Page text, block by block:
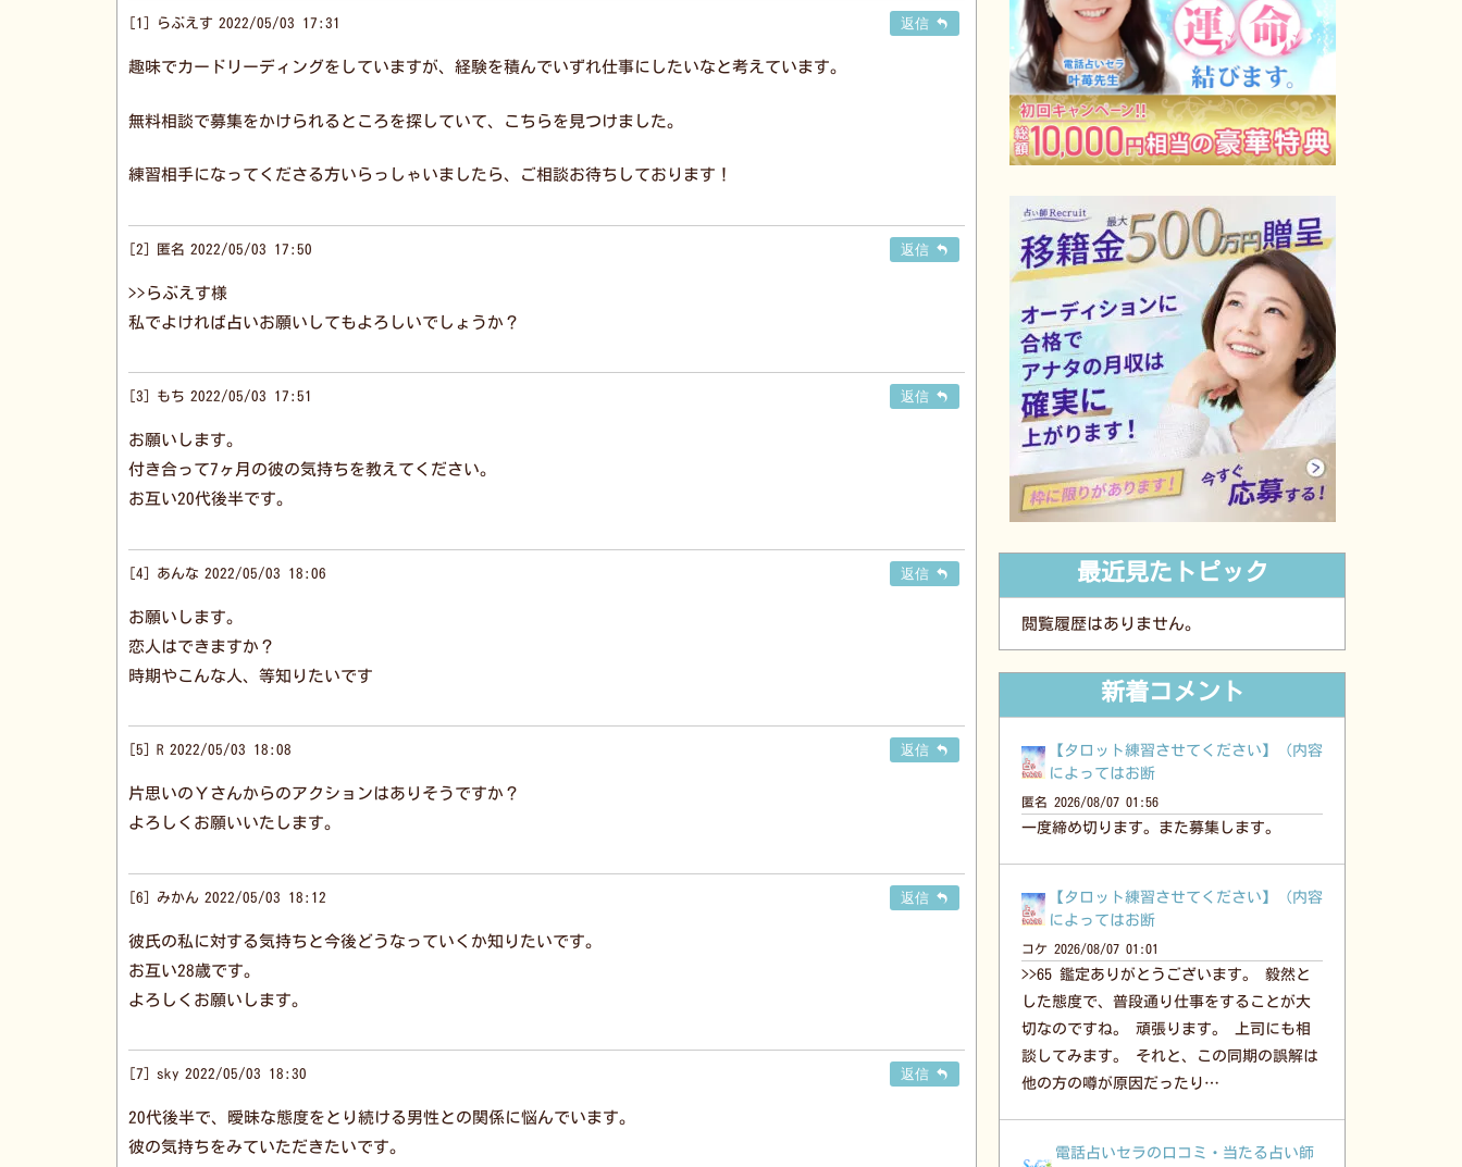
1 らぶえす 2022/05/03 17:31 返信
趣味でカードリーディングをしていますが、経験を積んでいずれ仕事にしたいなと考えています。
無料相談で募集をかけられるところを探していて、こちらを見つけました。
練習相手になってくださる方いらっしゃいましたら、ご相談お待ちしております！
2 匿名 2022/05/03 17:50 返信
>>らぶえす様
私でよければ占いお願いしてもよろしいでしょうか？
3 もち 2022/05/03 17:51 返信
お願いします。
付き合って7ヶ月の彼の気持ちを教えてください。
お互い20代後半です。
4 あんな 2022/05/03 18:06 返信
お願いします。
恋人はできますか？
時期やこんな人、等知りたいです
5 R 2022/05/03 18:08 返信
片思いのＹさんからのアクションはありそうですか？
よろしくお願いいたします。
6 みかん 2022/05/03 18:12 返信
彼氏の私に対する気持ちと今後どうなっていくか知りたいです。
お互い28歳です。
よろしくお願いします。
7 sky 2022/05/03 18:30 返信
20代後半で、曖昧な態度をとり続ける男性との関係に悩んでいます。
彼の気持ちをみていただきたいです。
最近見たトピック
閲覧履歴はありません。
新着コメント
【タロット練習させてください】（内容
によってはお断
匿名 2026/08/07 01:56
一度締め切ります。また募集します。
【タロット練習させてください】（内容
によってはお断
コケ 2026/08/07 01:01
>>65 鑑定ありがとうございます。 毅然と
した態度で、普段通り仕事をすることが大
切なのですね。 頑張ります。 上司にも相
談してみます。 それと、この同期の誤解は
他の方の噂が原因だったり…
電話占いセラの口コミ・当たる占い師